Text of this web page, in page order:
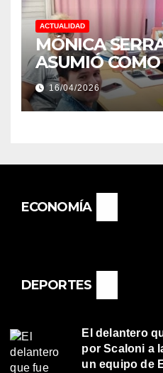
ACTUALIDAD
MÓNICA
ASUMIÓ
DIRECTORA
«RENÉ
BASAIL.
16/04/2026
ECONOMÍA
DEPORTES
El delantero
por Scaloni a
un equipo de